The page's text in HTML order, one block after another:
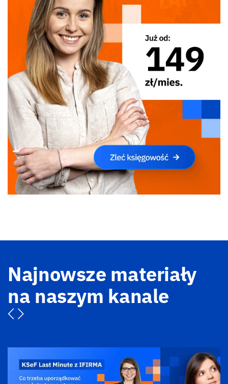
Najnowsze materiały
na naszym kanale